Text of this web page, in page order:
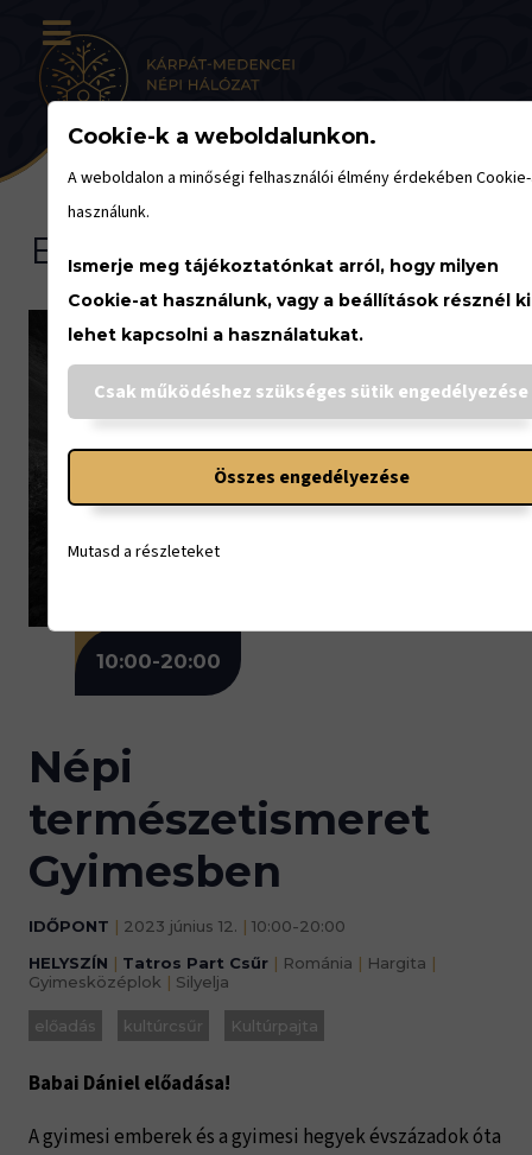
Eseménynaptár
JÚNIUS
12.
10:00-20:00
Népi
természetismeret
Gyimesben
IDŐPONT | 2023 június 12. | 10:00-20:00
HELYSZÍN | Tatros Part Csűr | Románia | Hargita |
Gyimesközéplok | Silyelja
előadás kultúrcsűr Kultúrpajta
Babai Dániel előadása!
A gyimesi emberek és a gyimesi hegyek évszázadok óta
Cookie-k a weboldalunkon.
A weboldalon a minőségi felhasználói élmény érdekében
használunk.
Ismerje meg tájékoztatónkat arról, hogy milyen
Cookie-at használunk, vagy a beállítások résznél ki
lehet kapcsolni a használatukat.
Csak működéshez szükséges sütik engedélyezése
Összes engedélyezése
Mutasd a részleteket